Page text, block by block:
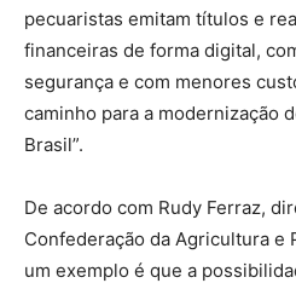
pecuaristas emitam títulos e
financeiras de forma digital,
segurança e com menores
caminho para a modernização
Brasil”.
De acordo com Rudy Ferraz,
Confederação da Agricultura e
um exemplo é que a